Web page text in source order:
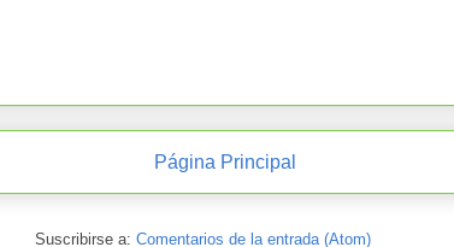
Página Principal
Suscribirse a: Comentarios de la entrada (Atom)